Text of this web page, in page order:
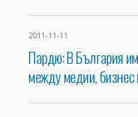
2011-11-11
Пардю: В България
между медии, бизнес